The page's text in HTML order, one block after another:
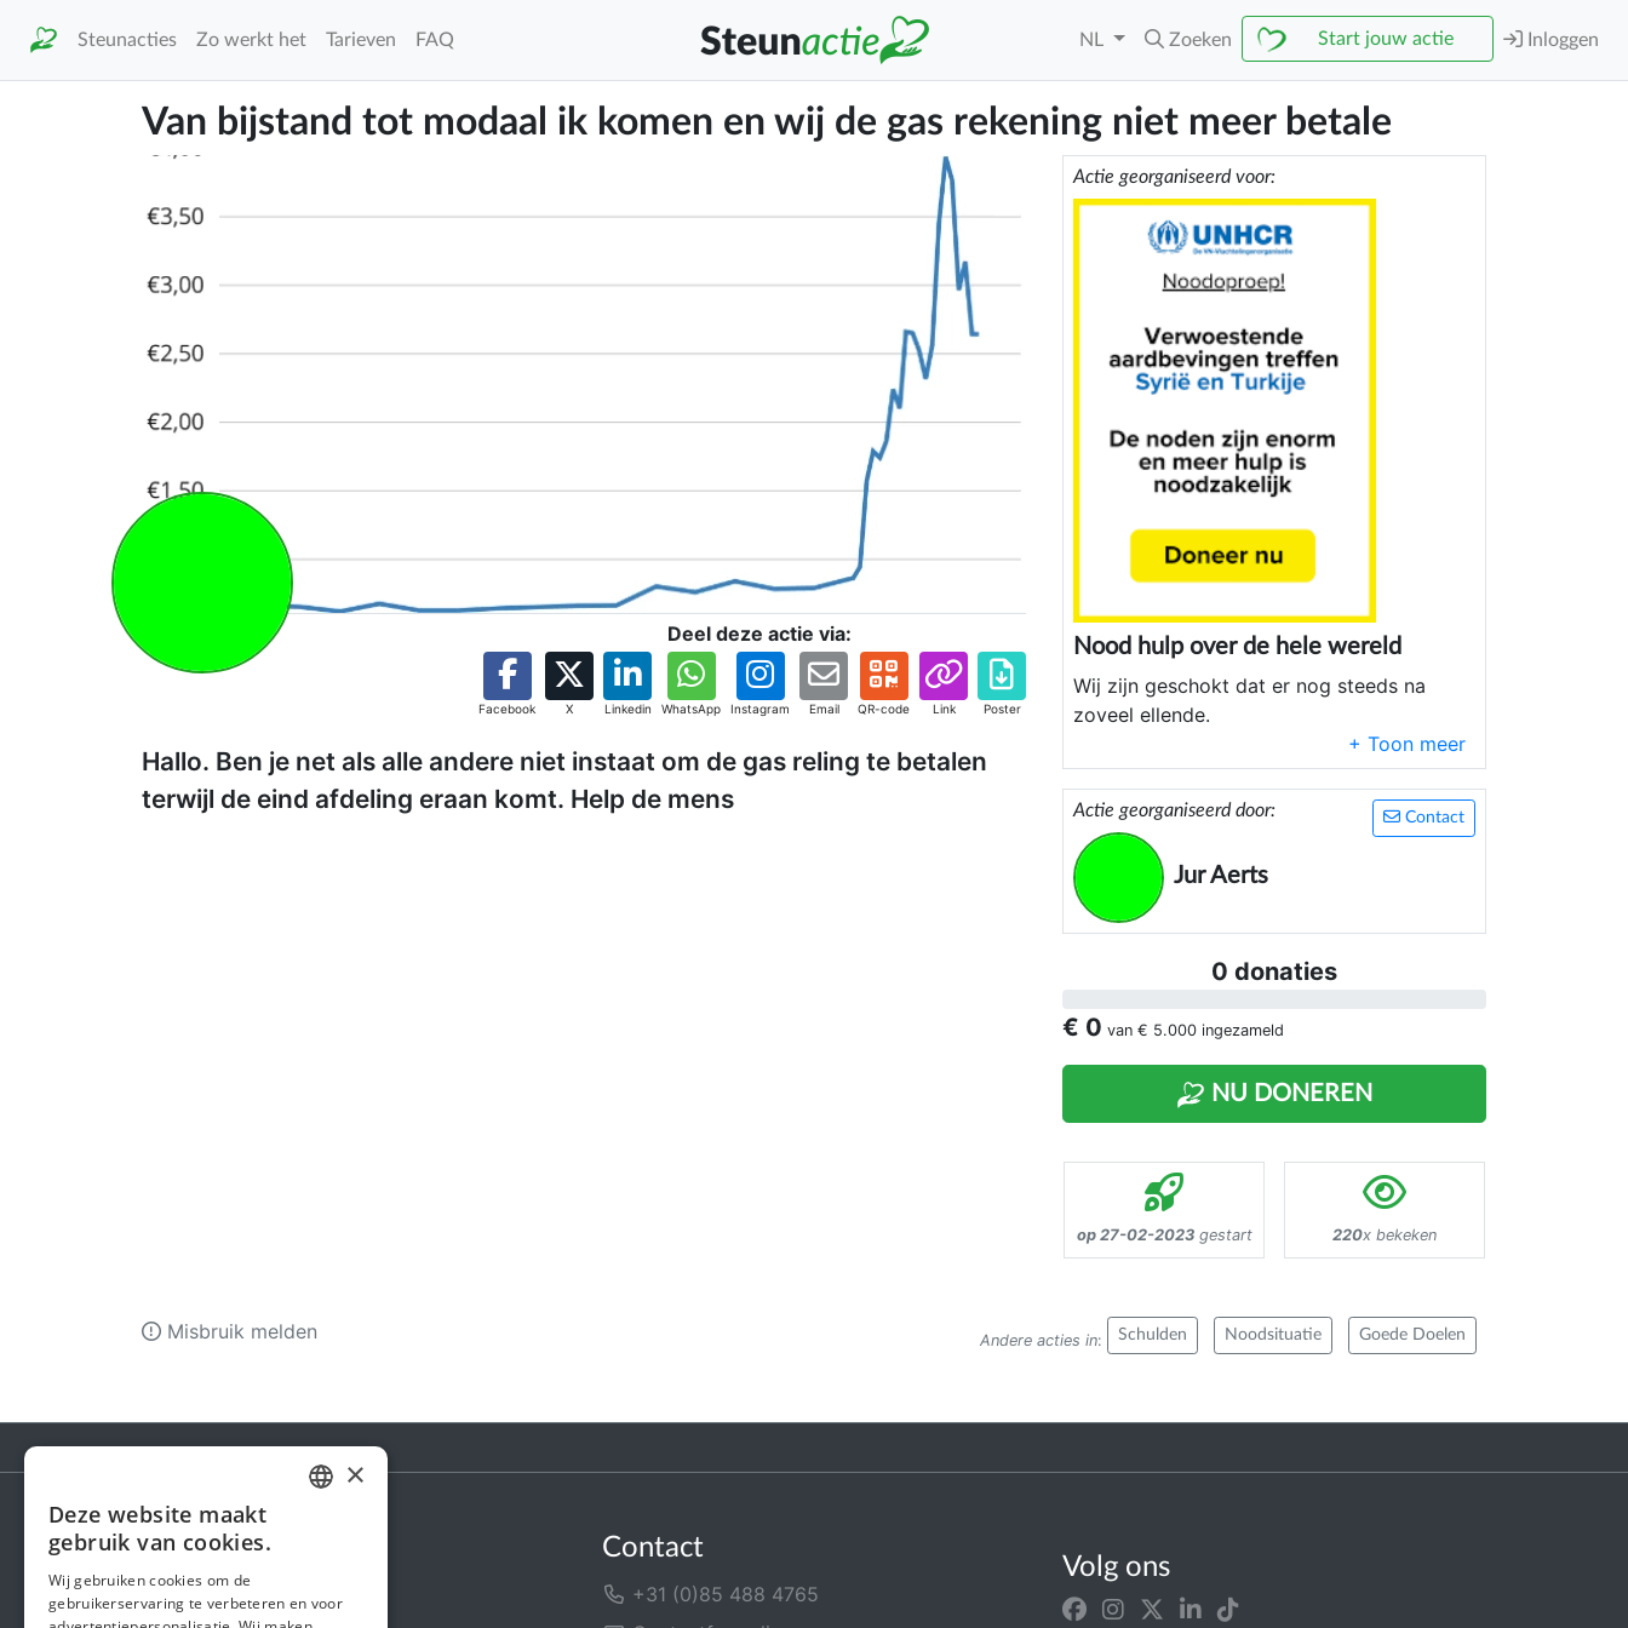
Steunacties Zo werkt het Tarieven FAQ NL Zoeken Start jouw actie Inloggen
Van bijstand tot modaal ik komen en wij de gas rekening niet meer betale
Deel deze actie via:
Facebook X Linkedin WhatsApp Instagram Email QR-code Link Poster
Hallo. Ben je net als alle andere niet instaat om de gas reling te betalen
terwijl de eind afdeling eraan komt. Help de mens
Actie georganiseerd voor:
Nood hulp over de hele wereld
Wij zijn geschokt dat er nog steeds na
zoveel ellende.
Er nog steeds zoveel ellende is van gas
relingen.
Tot aan totaal mensen alles kwijt zijn.
Wij werken non profit organisatie.
Wij hopen dat u ons helpt met deze
ellende een beetje te verzachten.
Contact
Actie georganiseerd door:
Jur Aerts
0 donaties
€ 0 van € 5.000 ingezameld
NU DONEREN
op 27-02-2023gestart 220x bekeken
Andere acties in: Schulden Noodsituatie Goede Doelen
Misbruik melden
Steunactie
Over ons
Contact
+31 (0)85 488 4765
Volg ons
ENGLISH
×
Deze website maakt
gebruik van cookies.
Wij gebruiken cookies om de
gebruikerservaring te verbeteren en voor